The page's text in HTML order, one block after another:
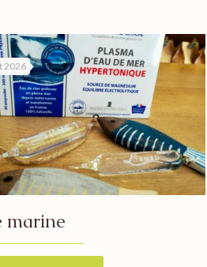
2026
marine